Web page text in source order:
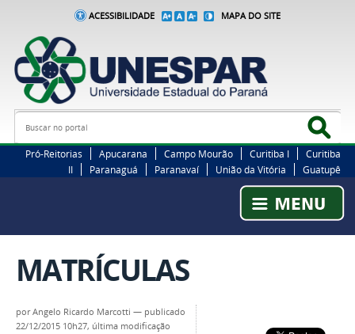
ACESSIBILIDADE MAPA DO SITE
Busca
Pró-Reitorias Apucarana Campo Mourão Curitiba I
Curitiba
II
Paranaguá Paranavaí União da Vitória Guatupê
MATRÍCULAS
porAngelo Ricardo Marcotti — publicado
22/12/2015 10h27, última modificação